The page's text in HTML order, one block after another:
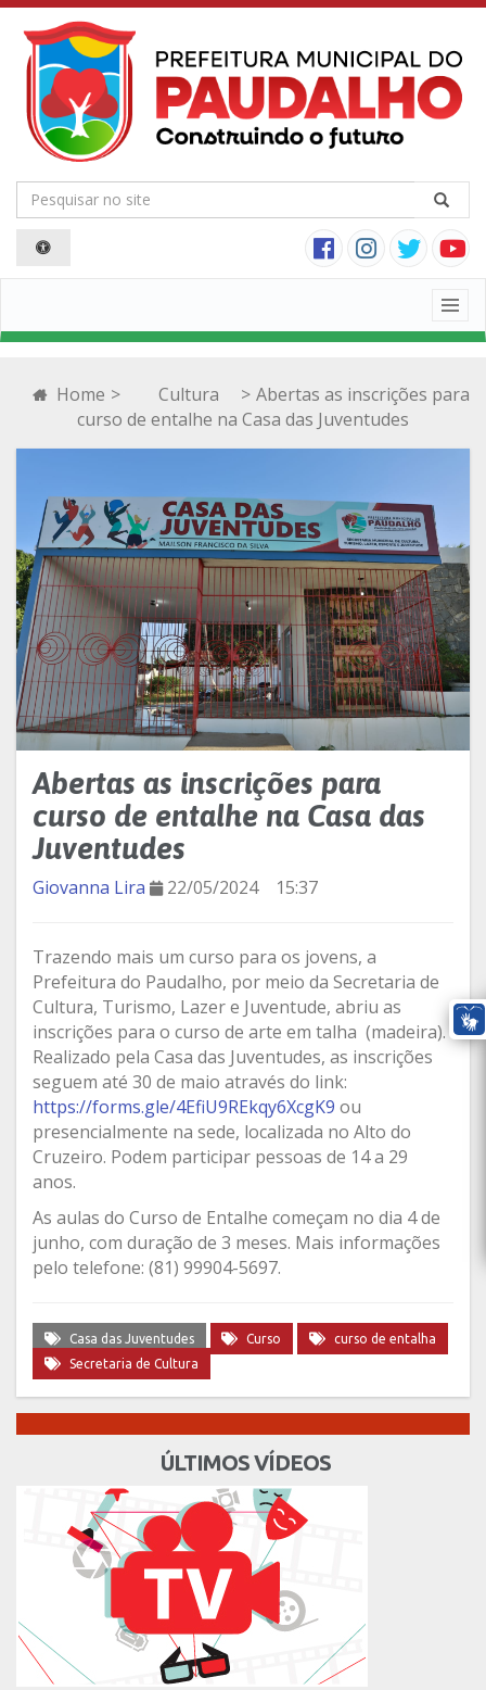
Home > Cultura > Abertas as inscrições para
curso de entalhe na Casa das Juventudes
Abertas as inscrições para
curso de entalhe na Casa das
Juventudes
Giovanna Lira 22/05/2024 15:37
Trazendo mais um curso para os jovens, a
Prefeitura do Paudalho, por meio da Secretaria de
Cultura, Turismo, Lazer e Juventude, abriu as
inscrições para o curso de arte em talha (madeira).
Realizado pela Casa das Juventudes, as inscrições
seguem até 30 de maio através do link:
https://forms.gle/4EfiU9REkqy6XcgK9 ou
presencialmente na sede, localizada no Alto do
Cruzeiro. Podem participar pessoas de 14 a 29
anos.
As aulas do Curso de Entalhe começam no dia 4 de
junho, com duração de 3 meses. Mais informações
pelo telefone: (81) 99904-5697.
Casa das Juventudes Curso
curso de entalha
Secretaria de Cultura
ÚLTIMOS VÍDEOS